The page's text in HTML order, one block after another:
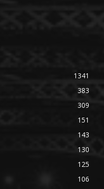
1341
383
309
151
143
130
125
106